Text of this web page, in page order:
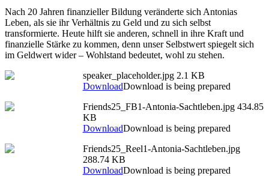
Nach 20 Jahren finanzieller Bildung veränderte sich Antonias
Leben, als sie ihr Verhältnis zu Geld und zu sich selbst
transformierte. Heute hilft sie anderen, schnell in ihre Kraft und
finanzielle Stärke zu kommen, denn unser Selbstwert spiegelt sich
im Geldwert wider – Wohlstand bedeutet, wohl zu stehen.
speaker_placeholder.jpg 2.1 KB
DownloadDownload is being prepared
Friends25_FB1-Antonia-Sachtleben.jpg 434.85
KB
DownloadDownload is being prepared
Friends25_Reel1-Antonia-Sachtleben.jpg
288.74 KB
DownloadDownload is being prepared